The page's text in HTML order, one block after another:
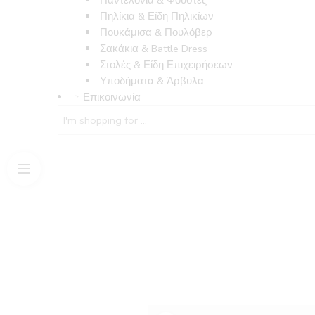
Πηλίκια & Είδη Πηλικίων
Πουκάμισα & Πουλόβερ
Σακάκια & Battle Dress
Στολές & Είδη Επιχειρήσεων
Υποδήματα & Άρβυλα
Επικοινωνία